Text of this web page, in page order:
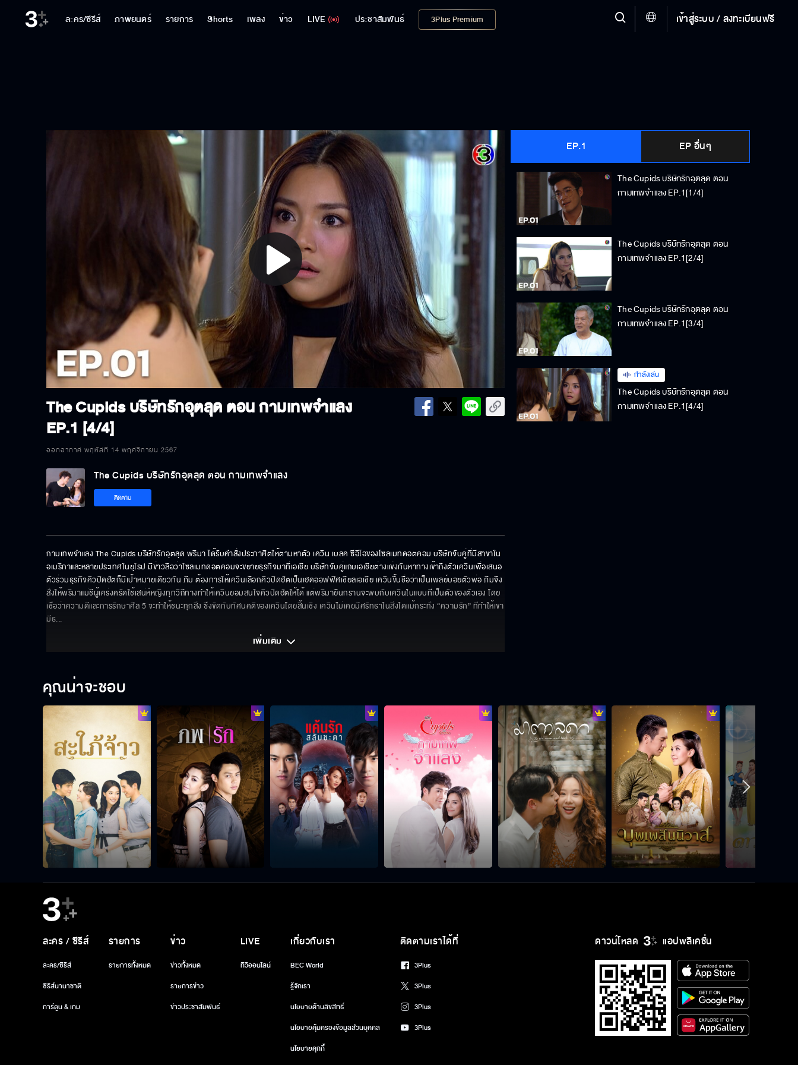
ละคร/ซีรีส์ ภาพยนตร์ รายการ Shorts เพลง ข่าว LIVE ประชาสัมพันธ์ 3Plus Premium เข้าสู่ระบบ / ลงทะเบียนฟรี
Play
Video
The Cupids บริษัทรักอุตลุด ตอน กามเทพจำแลง
EP.1 [4/4]
ออกอากาศ พฤหัสที่ 14 พฤศจิกายน 2567
EP.1 EP อื่นๆ
The Cupids บริษัทรักอุตลุด ตอน
กามเทพจำแลง EP.1[1/4]
The Cupids บริษัทรักอุตลุด ตอน
กามเทพจำแลง EP.1[2/4]
The Cupids บริษัทรักอุตลุด ตอน
กามเทพจำแลง EP.1[3/4]
กำลังเล่น
The Cupids บริษัทรักอุตลุด ตอน
กามเทพจำแลง EP.1[4/4]
The Cupids บริษัทรักอุตลุด ตอน กามเทพจำแลง
ติดตาม
กามเทพจำแลง The Cupids บริษัทรักอุตลุด พริมา ได้รับคำสั่งประกาศิตให้ตามหาตัว เควิน เบลค ซีอีโอของโซลเมทดอตคอม บริษัทจับคู่ที่มีสาขาใน
อเมริกาและหลายประเทศในยุโรป มีข่าวลือว่าโซลเมทดอตคอมจะขยายธุรกิจมาที่เอเชีย บริษัทจับคู่แถบเอเชียต่างแข่งกันหาทางเข้าถึงตัวเควินเพื่อเสนอ
ตัวร่วมธุรกิจคิวปิดฮัตก็มีเป้าหมายเดียวกัน ภีม ต้องการให้เควินเลือกคิวปิดฮัตเป็นเฮดออฟฟิศเชียลเอเชีย เควินขึ้นชื่อว่าเป็นเพลย์บอยตัวพ่อ ภีมจึง
สั่งให้พริมาแม่ชีผู้เคร่งครัดใช้เสน่ห์หญิงทุกวิถีทางทำให้เควินยอมสนใจคิวปิดฮัตให้ได้ แต่พริมายืนกรานจะพบกับเควินในแบบที่เป็นตัวของตัวเอง โดย
เชื่อว่าความดีและการรักษาศีล 5 จะทำให้ชนะทุกสิ่ง ซึ่งขัดกับทัศนคติของเควินโดยสิ้นเชิง เควินไม่เคยมีศรัทธาในสิ่งใดแม้กระทั่ง “ความรัก” ที่ทำให้เขา
มีธ...
เพิ่มเติม
คุณน่าจะชอบ
ดาวน์โหลด แอปพลิเคชั่น
ละคร / ซีรีส์
ละคร/ซีรีส์
ซีรีส์นานาชาติ
การ์ตูน & เกม
รายการ
รายการทั้งหมด
ข่าว
ข่าวทั้งหมด
รายการข่าว
ข่าวประชาสัมพันธ์
LIVE
ทีวีออนไลน์
เกี่ยวกับเรา
BEC World
รู้จักเรา
นโยบายด้านลิขสิทธิ์
นโยบายคุ้มครองข้อมูลส่วนบุคคล
นโยบายคุกกี้
ติดตามเราได้ที่
3Plus
3Plus
3Plus
3Plus